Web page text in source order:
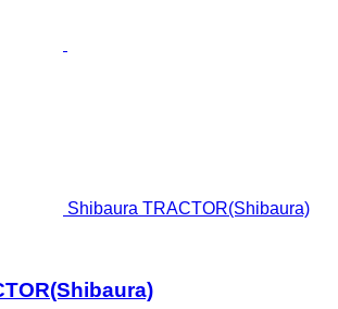
Shibaura TRACTOR(Shibaura)